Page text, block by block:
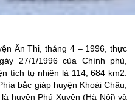
Ân Thi, tháng 4 – 1996, thực
27/1/1996 của Chính phủ,
tích tự nhiên là 114, 684 km2.
bắc giáp huyện Khoái Châu;
huyện Phú Xuyên (Hà Nội) và